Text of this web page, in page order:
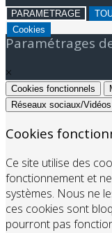
PARAMETRAGE
Cookies
Paramétrages
×
Cookies fonctionnels
Réseaux sociaux/Vidéos
Cookies
Ce site utilise des
fonctionnement et
systèmes. Nous ne
ces cookies sont
pourront pas